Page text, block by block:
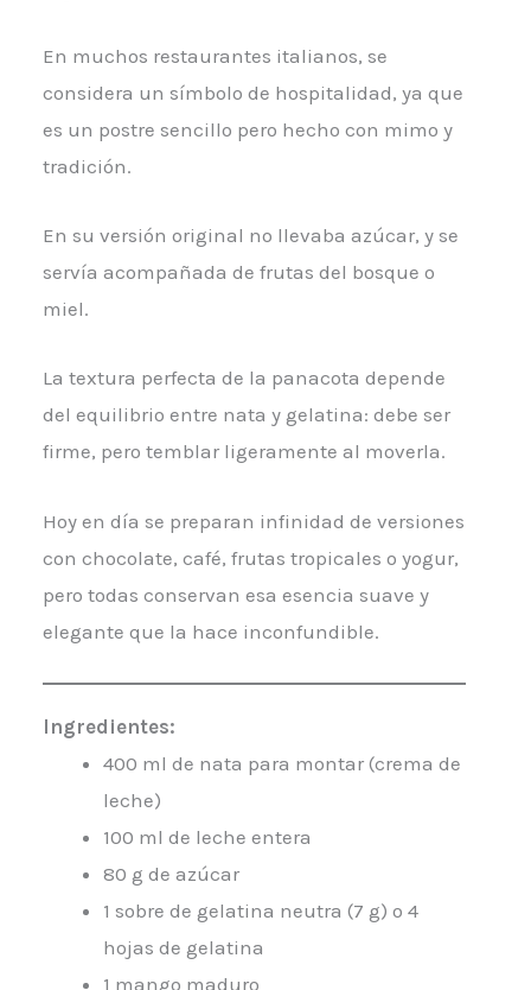
En muchos restaurantes italianos, se
considera un símbolo de hospitalidad, ya que
es un postre sencillo pero hecho con mimo y
tradición.
En su versión original no llevaba azúcar, y se
servía acompañada de frutas del bosque o
miel.
La textura perfecta de la panacota depende
del equilibrio entre nata y gelatina: debe ser
firme, pero temblar ligeramente al moverla.
Hoy en día se preparan infinidad de versiones
con chocolate, café, frutas tropicales o yogur,
pero todas conservan esa esencia suave y
elegante que la hace inconfundible.
Ingredientes:
400 ml de nata para montar (crema de
leche)
100 ml de leche entera
80 g de azúcar
1 sobre de gelatina neutra (7 g) o 4
hojas de gelatina
1 mango maduro